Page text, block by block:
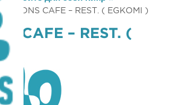
CAFE – REST. ( EGKOMI )
CAFE – REST. (